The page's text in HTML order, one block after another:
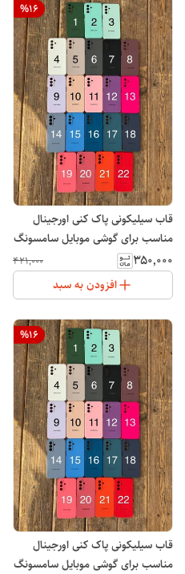
%16
قاب سیلیکونی پاک کنی اورجینال
مناسب برای گوشی موبایل سامسونگ
Galaxy A25
۳۵۰٬۰۰۰ ۴۲۱٬۰۰۰
افزودن به سبد
%16
قاب سیلیکونی پاک کنی اورجینال
مناسب برای گوشی موبایل سامسونگ